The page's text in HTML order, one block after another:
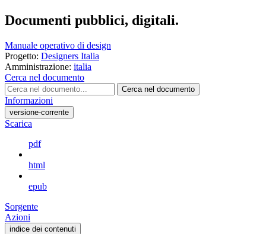
Documenti pubblici, digitali.
Manuale operativo di design
Progetto: Designers Italia
Amministrazione: italia
Cerca nel documento
Cerca nel documento
Informazioni
versione-corrente
Scarica
pdf
html
epub
Sorgente
Azioni
indice dei contenuti